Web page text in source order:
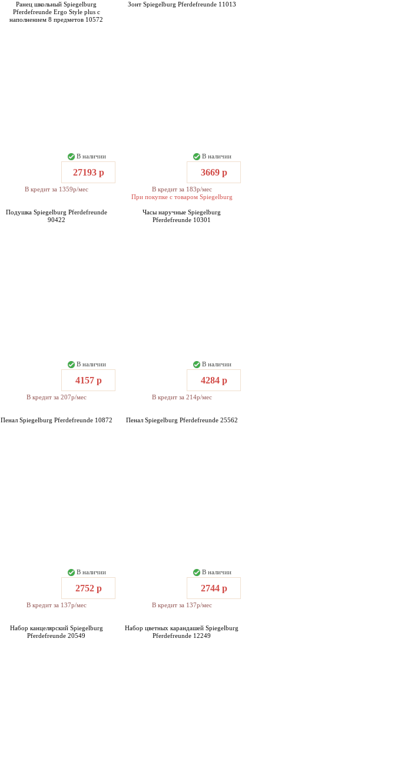
Ранец школьный Spiegelburg
Pferdefreunde Ergo Style plus с
наполнением 8 предметов 10572
В наличии
27193 р
В кредит за 1359р/мес
Зонт Spiegelburg Pferdefreunde 11013
В наличии
3669 р
В кредит за 183р/мес
При покупке с товаром Spiegelburg
Подушка Spiegelburg Pferdefreunde
90422
В наличии
4157 р
В кредит за 207р/мес
Часы наручные Spiegelburg
Pferdefreunde 10301
В наличии
4284 р
В кредит за 214р/мес
Пенал Spiegelburg Pferdefreunde 10872
В наличии
2752 р
В кредит за 137р/мес
Пенал Spiegelburg Pferdefreunde 25562
В наличии
2744 р
В кредит за 137р/мес
Набор канцелярский Spiegelburg
Pferdefreunde 20549
Набор цветных карандашей Spiegelburg
Pferdefreunde 12249